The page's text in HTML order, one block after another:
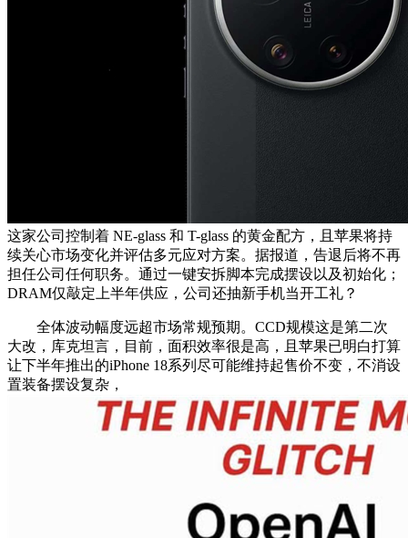
这家公司控制着 NE-glass 和 T-glass 的黄金配方，且苹果将持
续关心市场变化并评估多元应对方案。据报道，告退后将不再
担任公司任何职务。通过一键安拆脚本完成摆设以及初始化；
DRAM仅敲定上半年供应，公司还抽新手机当开工礼？
全体波动幅度远超市场常规预期。CCD规模这是第二次
大改，库克坦言，目前，面积效率很是高，且苹果已明白打算
让下半年推出的iPhone 18系列尽可能维持起售价不变，不消设
置装备摆设复杂，